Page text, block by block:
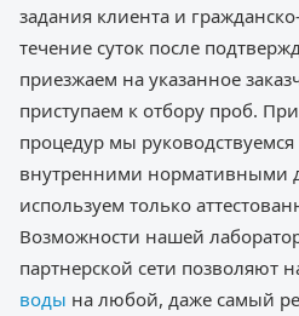
задания клиента и
течение суток после
приезжаем на указанное
приступаем к отбору проб.
процедур мы
внутренними нормативными
используем только
Возможности нашей
партнерской сети позволяют
воды на любой, даже самый